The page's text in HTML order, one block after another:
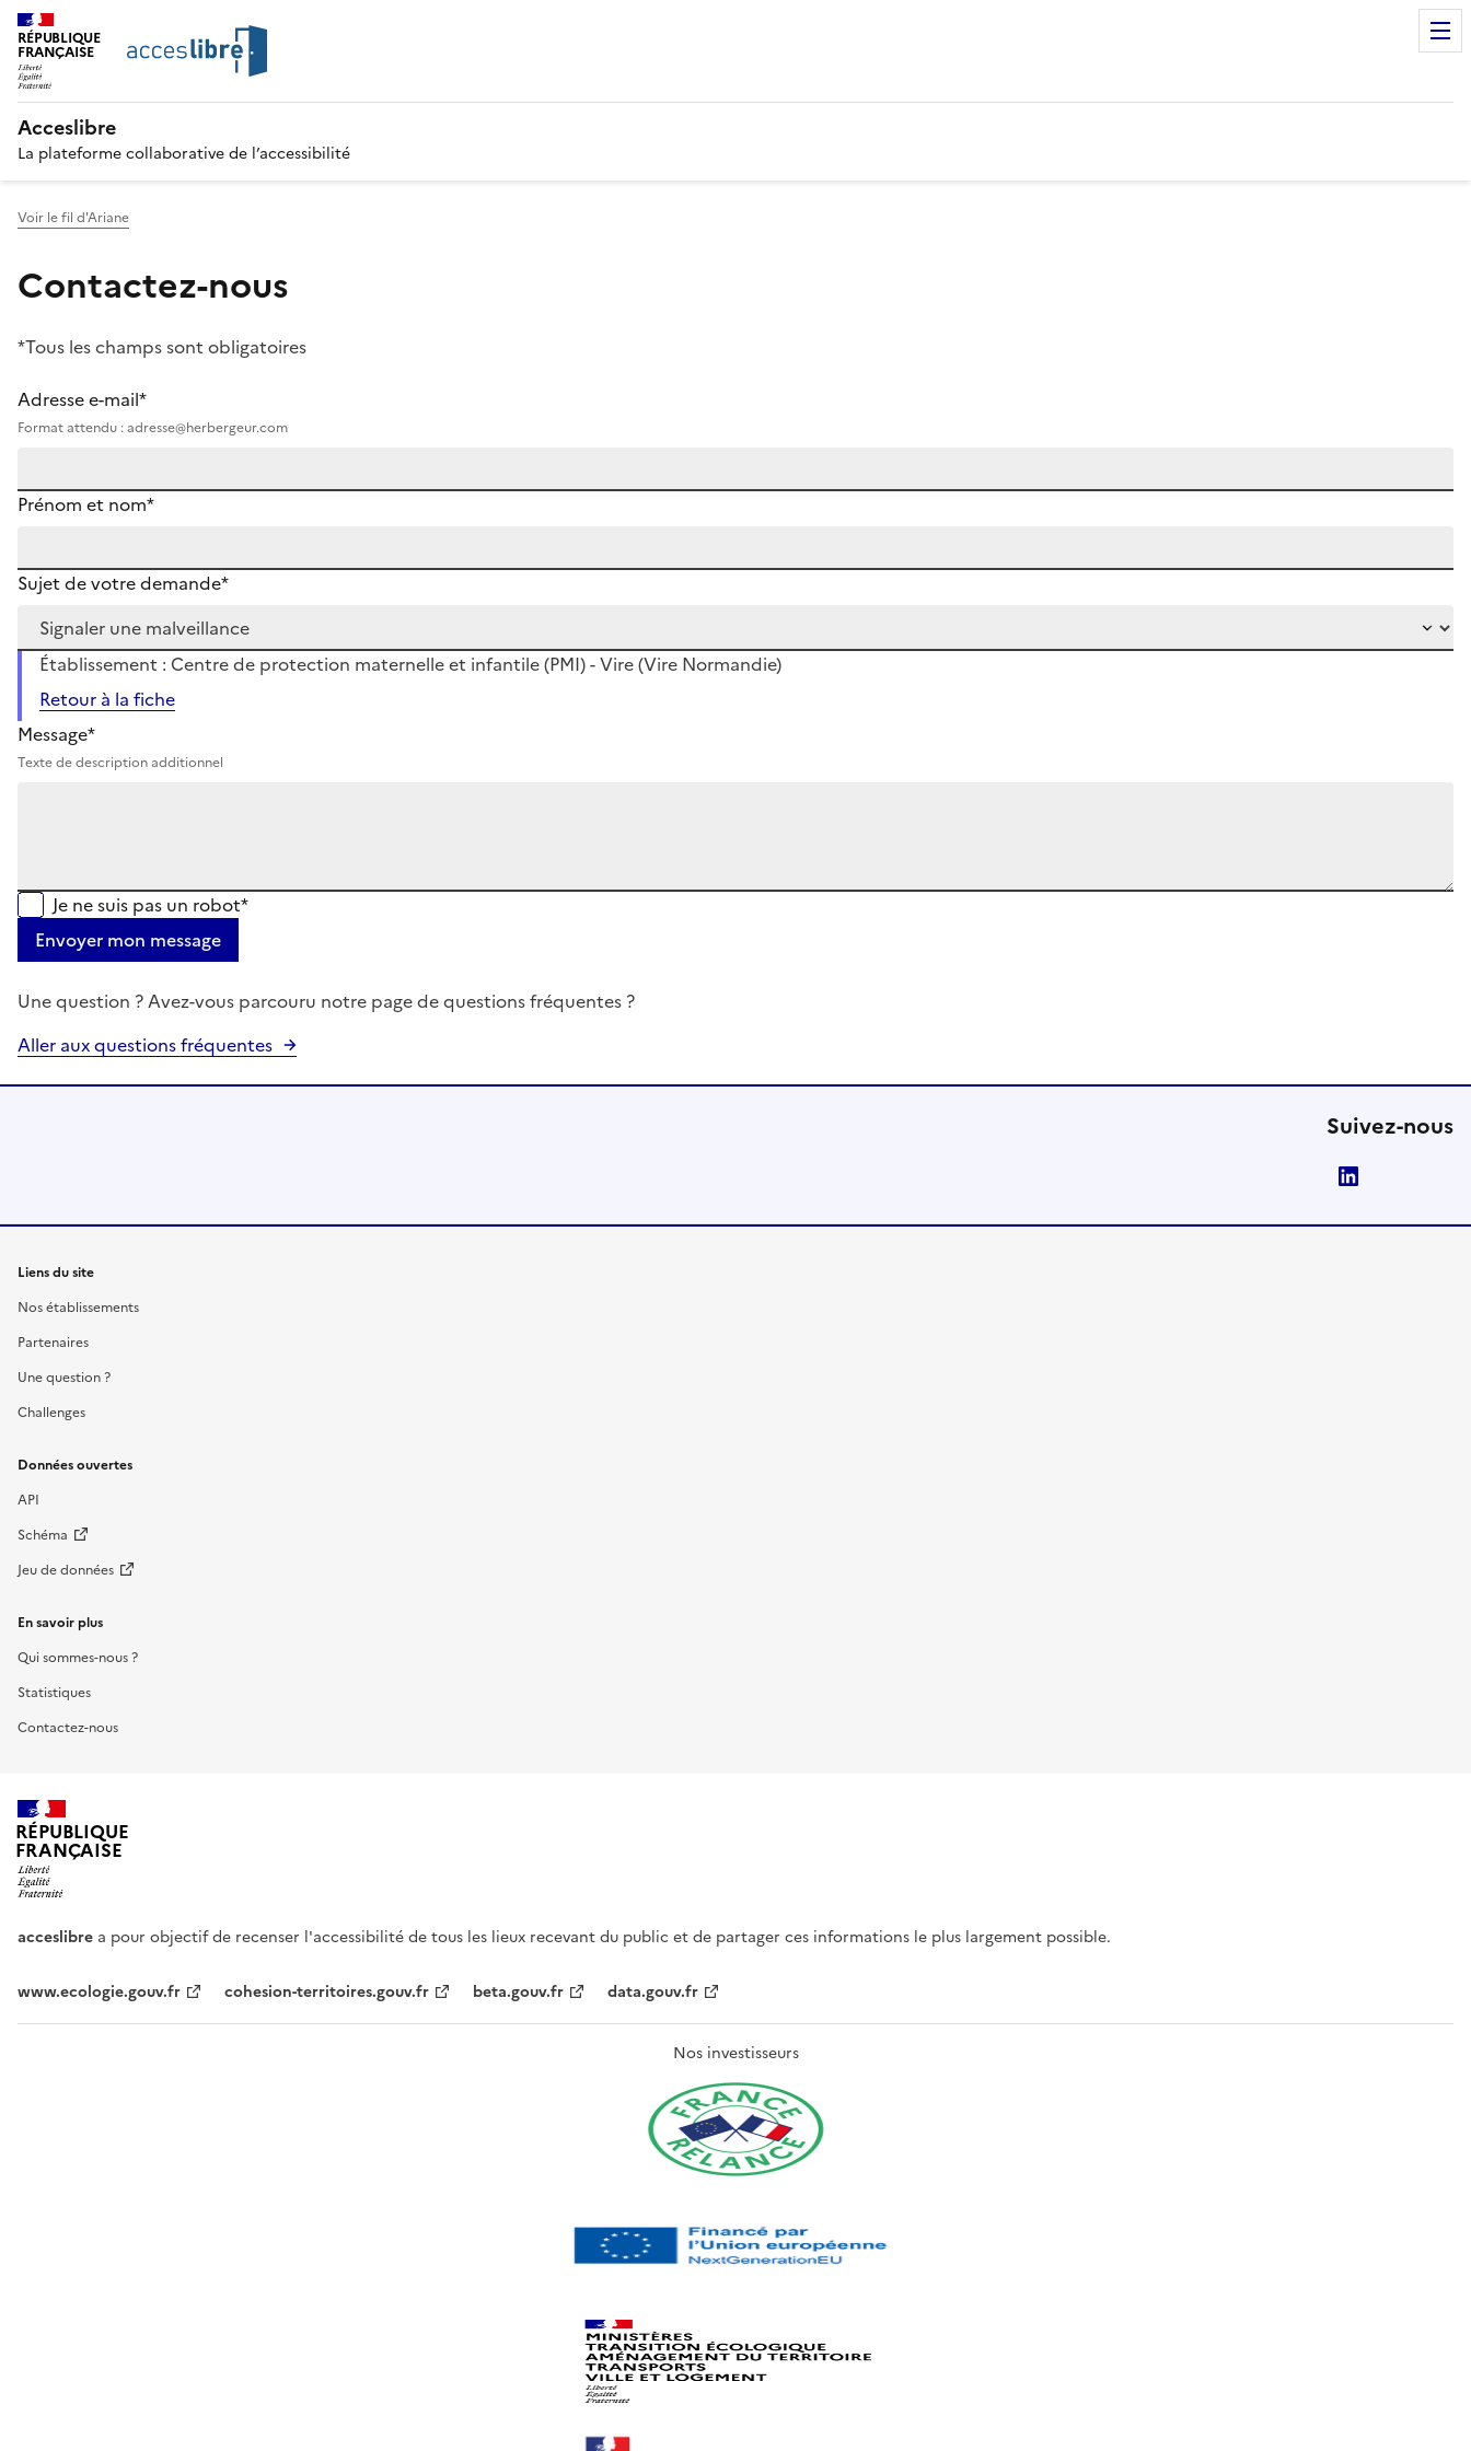
RÉPUBLIQUE
FRANÇAISE
Acceslibre
La plateforme collaborative de l’accessibilité
Voir le fil d'Ariane
Contactez-nous
*Tous les champs sont obligatoires
Adresse e-mail*
Format attendu : adresse@herbergeur.com
Prénom et nom*
Sujet de votre demande*
Établissement : Centre de protection maternelle et infantile (PMI) - Vire (Vire Normandie)
Retour à la fiche
Message*
Texte de description additionnel
Je ne suis pas un robot*
Envoyer mon message
Une question ? Avez-vous parcouru notre page de questions fréquentes ?
Aller aux questions fréquentes
Suivez-nous
Liens du site
Nos établissements
Partenaires
Une question ?
Challenges
Données ouvertes
API
Schéma
Jeu de données
En savoir plus
Qui sommes-nous ?
Statistiques
Contactez-nous
RÉPUBLIQUE
FRANÇAISE
acceslibre a pour objectif de recenser l'accessibilité de tous les lieux recevant du public et de partager ces informations le plus largement possible.
www.ecologie.gouv.fr cohesion-territoires.gouv.fr beta.gouv.fr data.gouv.fr
Nos investisseurs